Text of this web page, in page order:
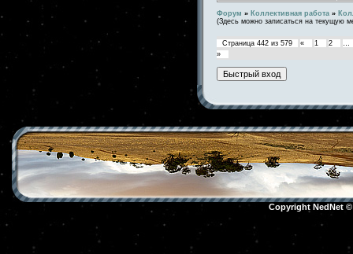
Форум » Коллективная работа »
(Здесь можно записаться на текущую
Страница 442 из 579 « 1 2
…
»
Copyright NedNet